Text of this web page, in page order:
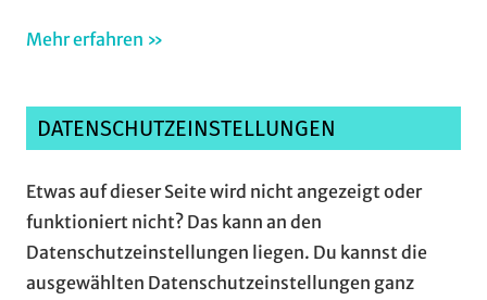
Mehr erfahren »
DATENSCHUTZEINSTELLUNGEN
Etwas auf dieser Seite wird nicht angezeigt oder
funktioniert nicht? Das kann an den
Datenschutzeinstellungen liegen. Du kannst die
ausgewählten Datenschutzeinstellungen ganz